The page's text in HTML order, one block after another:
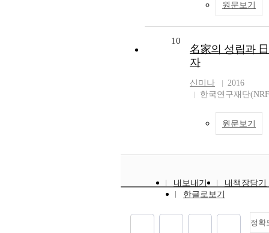
원문보기
10
名家의 성립과
자
신미나
2016
한국연구재단
원문보기
내보내기
내책장담기
한글로보기
정확